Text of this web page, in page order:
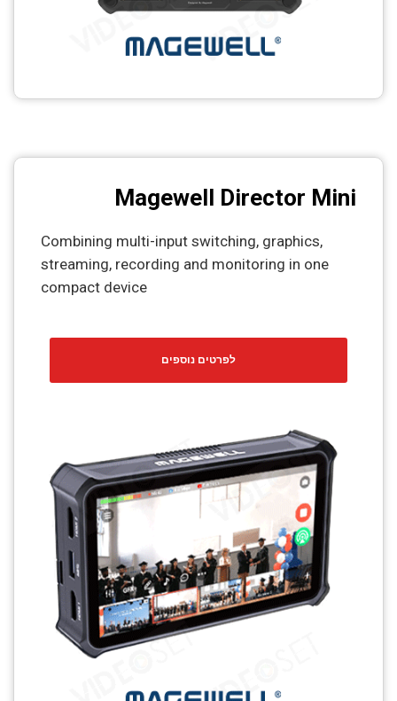
Magewell Director Mini
Combining multi-input switching, graphics,
streaming, recording and monitoring in one
compact device
לפרטים נוספים